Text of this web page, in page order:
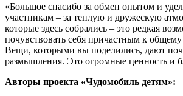
«Большое спасибо за обмен опытом и
участникам – за теплую и дружескую
которые здесь собрались – это редкая
почувствовать себя причастным к
Вещи, которыми вы поделились, дают
размышления. Это огромные ценность и
Авторы проекта «Чудомобиль детям»: